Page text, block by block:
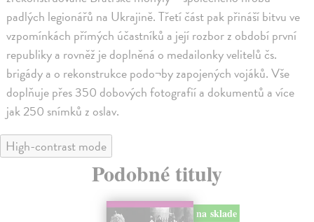
padlých legionářů na Ukrajině. Třetí část pak přináší bitvu ve
vzpomínkách přímých účastníků a její rozbor z období první
republiky a rovněž je doplněná o medailonky velitelů čs.
brigády a o rekonstrukce podo¬by zapojených vojáků. Vše
doplňuje přes 350 dobových fotografií a dokumentů a více
jak 250 snímků z oslav.
High-contrast mode
Podobné tituly
na sklade